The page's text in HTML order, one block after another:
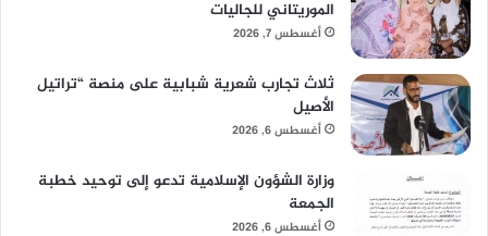
الموريتاني للجاليات
أغسطس 7, 2026
ثلاث تجارب شعرية شبابية على منصة “تراتيل
الأصيل
أغسطس 6, 2026
وزارة الشؤون الإسلامية تدعو إلى توحيد خطبة
الجمعة
أغسطس 6, 2026